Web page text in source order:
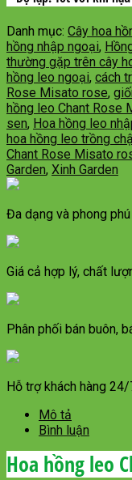
Danh mục: Cây hoa
hồng nhập ngoại,
thường gặp trên cây
hồng leo ngoại, cách
Rose Misato rose,
hồng leo Chant Rose
sen, Hoa hồng leo
hoa hồng leo trồng
Chant Rose Misato
Garden, Xinh Garden
Đa dạng và phong
Giá cả hợp lý, chất
Phân phối bán buôn,
Hỗ trợ khách hàng
Mô tả
Bình luận
Hoa hồng leo